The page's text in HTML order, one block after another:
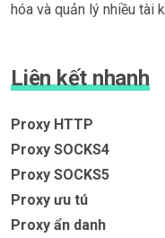
hóa và quản lý nhiều tài
Liên kết nhanh
Proxy HTTP
Proxy SOCKS4
Proxy SOCKS5
Proxy ưu tú
Proxy ẩn danh